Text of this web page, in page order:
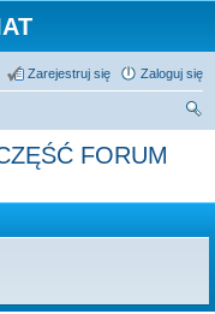
Zaloguj się
Zarejestruj się
FORUM